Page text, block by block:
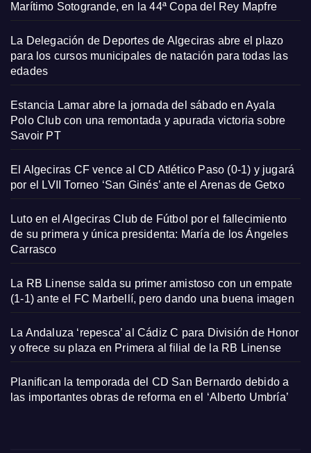
Marítimo Sotogrande, en la 44ª Copa del Rey Mapfre
La Delegación de Deportes de Algeciras abre el plazo
para los cursos municipales de natación para todas las
edades
Estancia Lamar abre la jornada del sábado en Ayala
Polo Club con una remontada y apurada victoria sobre
Savoir PT
El Algeciras CF vence al CD Atlético Paso (0-1) y jugará
por el LVII Torneo ‘San Ginés’ ante el Arenas de Getxo
Luto en el Algeciras Club de Fútbol por el fallecimiento
de su primera y única presidenta: María de los Ángeles
Carrasco
La RB Linense salda su primer amistoso con un empate
(1-1) ante el FC Marbellí, pero dando una buena imagen
La Andaluza ‘repesca’ al Cádiz C para División de Honor
y ofrece su plaza en Primera al filial de la RB Linense
Planifican la temporada del CD San Bernardo debido a
las importantes obras de reforma en el ‘Alberto Umbría’